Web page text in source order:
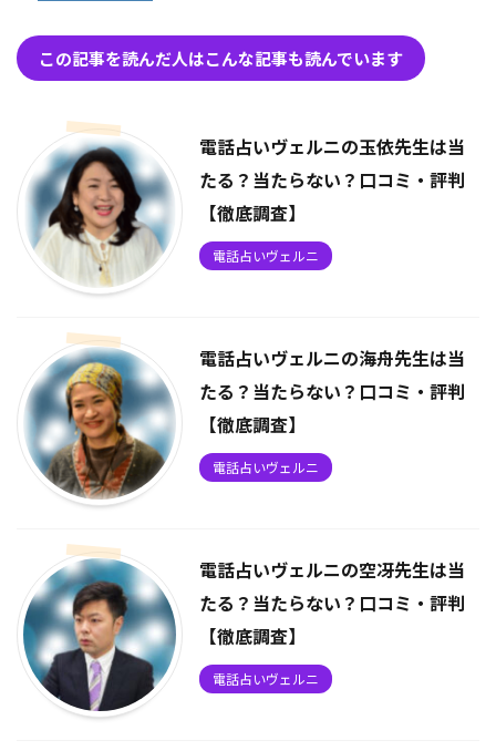
この記事を読んだ人はこんな記事も読んでいます
電話占いヴェルニの玉依先生は当
たる？当たらない？口コミ・評判
【徹底調査】
電話占いヴェルニ
電話占いヴェルニの海舟先生は当
たる？当たらない？口コミ・評判
【徹底調査】
電話占いヴェルニ
電話占いヴェルニの空冴先生は当
たる？当たらない？口コミ・評判
【徹底調査】
電話占いヴェルニ